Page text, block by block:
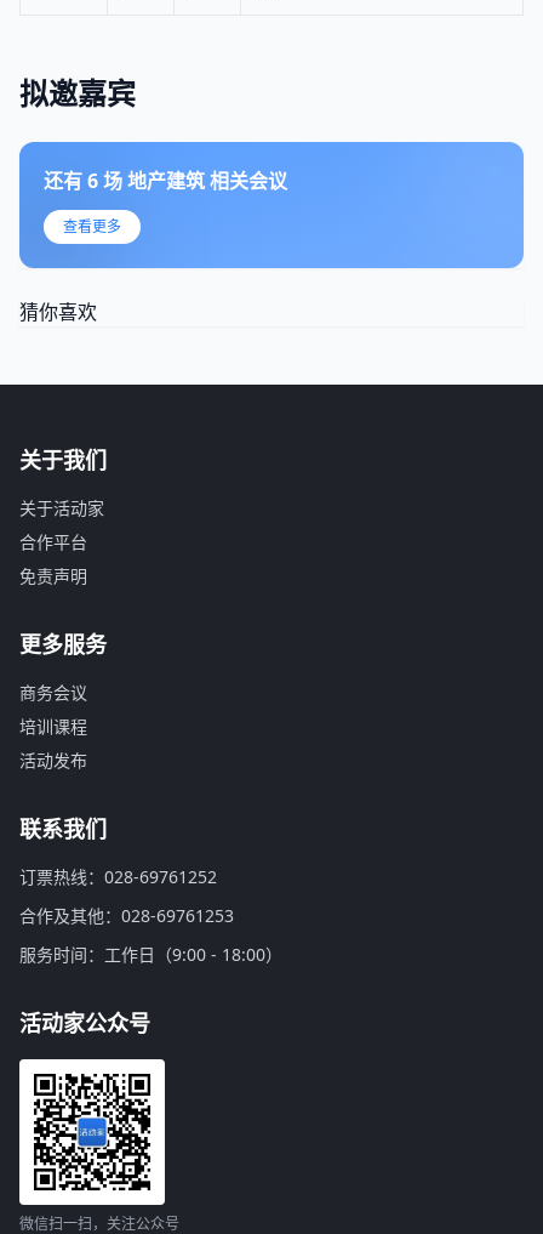
拟邀嘉宾
还有6场地产建筑相关会议
查看更多
猜你喜欢
关于我们
关于活动家
合作平台
免责声明
更多服务
商务会议
培训课程
活动发布
联系我们
订票热线：028-69761252
合作及其他：028-69761253
服务时间：工作日（9:00 - 18:00）
活动家公众号
微信扫一扫，关注公众号